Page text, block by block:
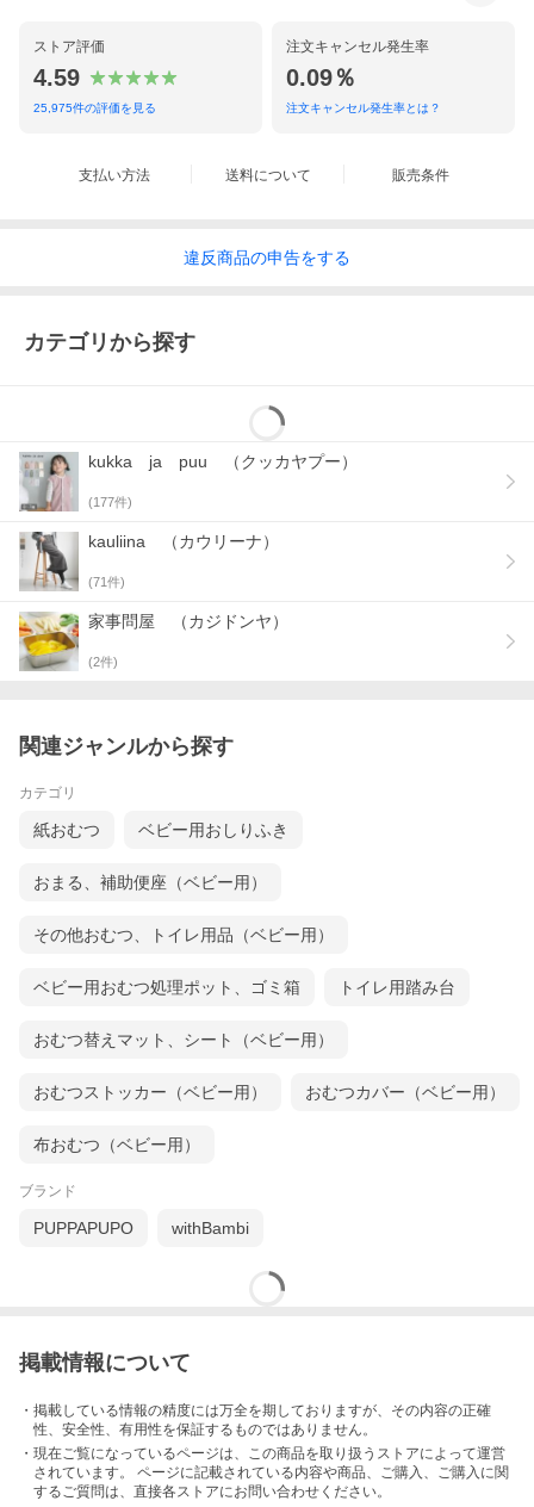
つポーチ。
使い方はまず「圧縮用ファスナー」を開いた状態で、ポーチの中
スナー」の順番で閉めるだけ。
お出かけ準備も旅行の荷造りもスムーズになります。
と、生地を噛まずに閉じられます。
ストア評価
4.59
25,975件の評価を見る
注文キャンセル発生率
0.09％
注文キャンセル発生率とは？
支払い方法 送料について 販売条件
違反商品の申告をする
カテゴリから探す
kukka ja puu （クッカヤプー）
(177件)
kauliina （カウリーナ）
(71件)
家事問屋 （カジドンヤ）
(2件)
関連ジャンルから探す
カテゴリ
紙おむつ ベビー用おしりふき
おまる、補助便座（ベビー用）
その他おむつ、トイレ用品（ベビー用）
ベビー用おむつ処理ポット、ゴミ箱 トイレ用踏み台
おむつ替えマット、シート（ベビー用）
おむつストッカー（ベビー用） おむつカバー（ベビー用）
布おむつ（ベビー用）
ブランド
PUPPAPUPO withBambi
掲載情報について
・掲載している情報の精度には万全を期しておりますが、その内容の正確
性、安全性、有用性を保証するものではありません。
・現在ご覧になっているページは、この商品を取り扱うストアによって運営
されています。 ページに記載されている内容や商品、ご購入 、ご購入に関
するご質問は、直接各ストアにお問い合わせください。